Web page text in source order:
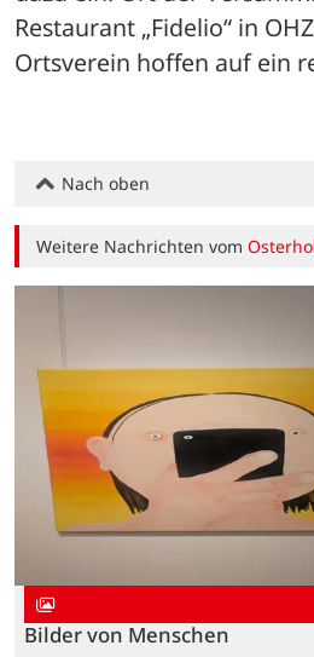
Restaurant „Fidelio“ in
Ortsverein hoffen auf ein
Nach oben
Weitere Nachrichten vom
Bilder von Menschen